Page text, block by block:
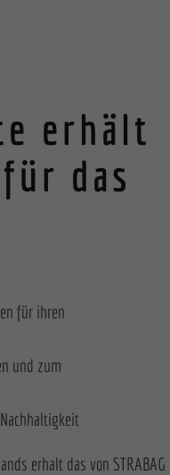
erhält
das
für ihren
und zum
erhalt das von STRABAG